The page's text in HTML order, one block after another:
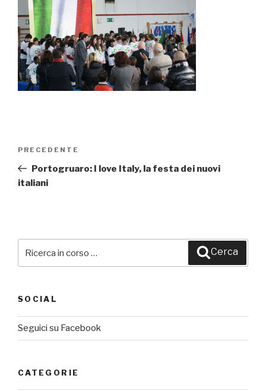
Articolo
precedente:
PRECEDENTE
Portogruaro: I love Italy, la festa dei nuovi
italiani
Cerca
SOCIAL
Seguici su Facebook
CATEGORIE